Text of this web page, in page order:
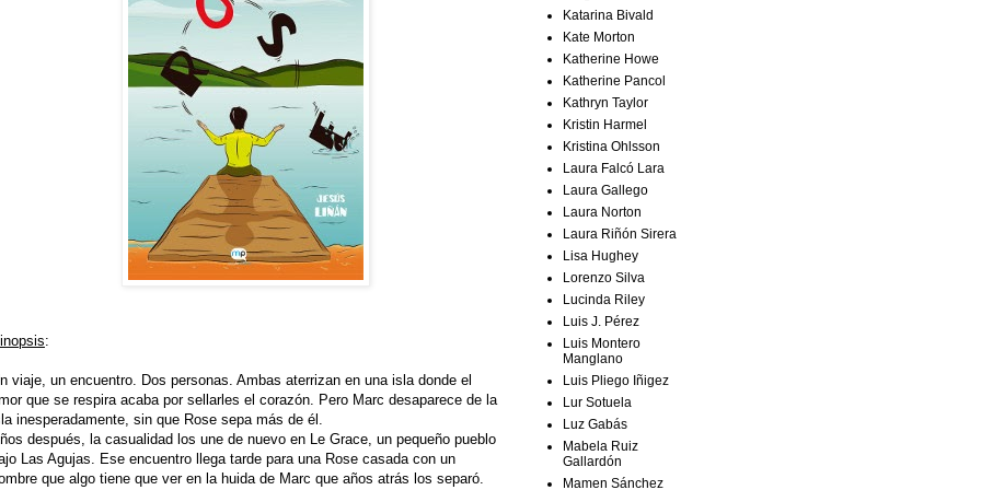
:
viaje, un encuentro. Dos personas. Ambas aterrizan en una isla donde el
que se respira acaba por sellarles el corazón. Pero Marc desaparece de la
inesperadamente, sin que Rose sepa más de él.
después, la casualidad los une de nuevo en Le Grace, un pequeño pueblo
Las Agujas. Ese encuentro llega tarde para una Rose casada con un
que algo tiene que ver en la huida de Marc que años atrás los separó.
Katarina Bivald
Kate Morton
Katherine Howe
Katherine Pancol
Kathryn Taylor
Kristin Harmel
Kristina Ohlsson
Laura Falcó Lara
Laura Gallego
Laura Norton
Laura Riñón Sirera
Lisa Hughey
Lorenzo Silva
Lucinda Riley
Luis J. Pérez
Luis Montero
Manglano
Luis Pliego Iñigez
Lur Sotuela
Luz Gabás
Mabela Ruiz
Gallardón
Mamen Sánchez